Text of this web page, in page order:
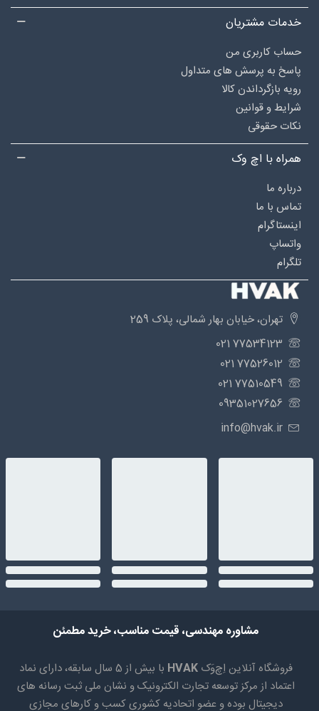
خدمات مشتریان
حساب کاربری من
پاسخ به پرسش های متداول
رویه بازگرداندن کالا
شرایط و قوانین
نکات حقوقی
همراه با اچ وک
درباره‌ ما
تماس با ما
اینستاگرام
واتساپ
تلگرام
تهران، خیابان بهار شمالی، پلاک 259
77534123 021
77526012 021
77510549 021
09351027656
info@hvak.ir
مشاوره مهندسی، قیمت مناسب، خرید مطمئن
فروشگاه آنلاین اِچ‌وَک HVAK
با بیش از 5 سال سابقه، دارای نماد
اعتماد از مرکز توسعه تجارت الکترونیک و نشان ملی ثبت رسانه های
دیجیتال بوده و عضو اتحادیه کشوری کسب و کارهای مجازی